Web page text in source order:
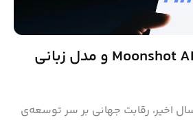
بررسی تخصصی Moonshot AI و مدل زبانی
اخیر، رقابت جهانی بر سر توسعه‌ی